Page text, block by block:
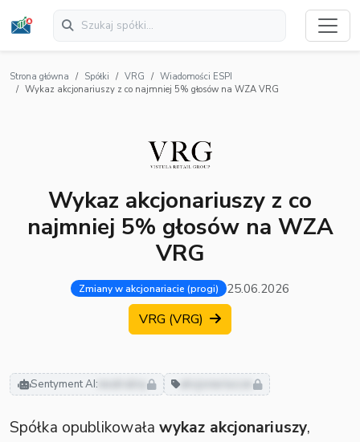
Strona główna Spółki VRG
Wiadomości ESPI
Wykaz akcjonariuszy z co najmniej 5% głosów na WZA VRG
Wykaz akcjonariuszy z co
najmniej 5% głosów na WZA
VRG
Zmiany w akcjonariacie (progi) 25.06.2026
VRG (VRG)
Sentyment AI: neutralny akcjonariusze
Spółka opublikowała wykaz akcjonariuszy,